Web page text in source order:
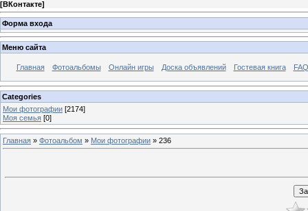
[ВКонтакте]
Форма входа
Меню сайта
Главная Фотоальбомы Онлайн игры Доска объявлений Гостевая книга
Categories
Мои фотографии [2174]
Моя семья [0]
Главная » Фотоальбом » Мои фотографии » 236